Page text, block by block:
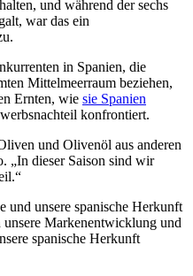
und während der sechs
war das ein
in Spanien, die
Mittelmeerraum beziehen,
Ernten, wie sie Spanien
konfrontiert.
und Olivenöl aus anderen
„In dieser Saison sind wir
und unsere spanische Herkunft
unsere Markenentwicklung und
spanische Herkunft